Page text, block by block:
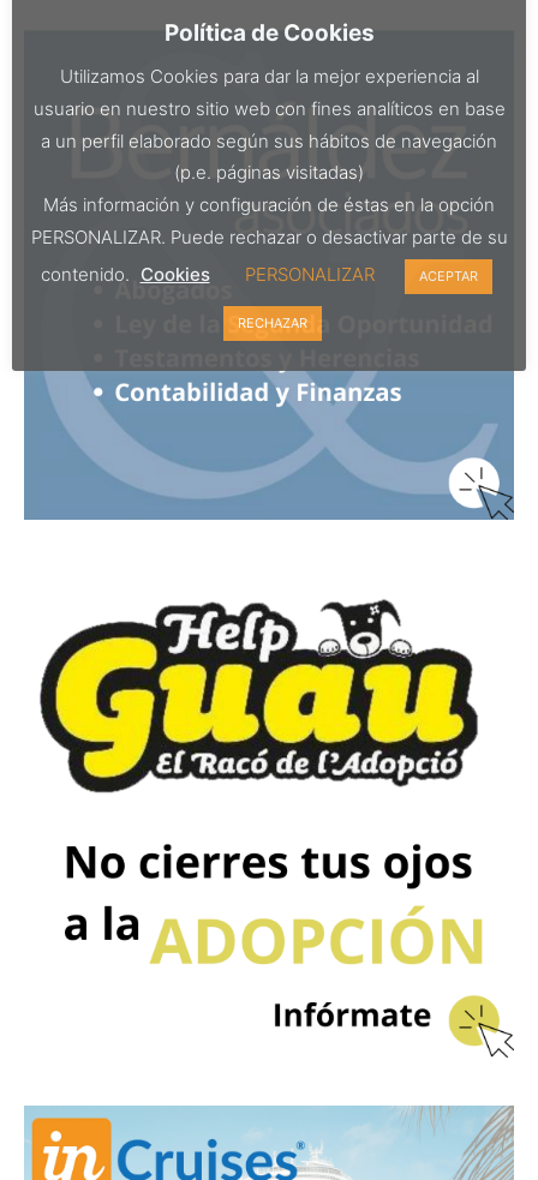
Política de Cookies
Utilizamos Cookies para dar la mejor experiencia al
usuario en nuestro sitio web con fines analíticos en base
a un perfil elaborado según sus hábitos de navegación
(p.e. páginas visitadas)
Más información y configuración de éstas en la opción
PERSONALIZAR. Puede rechazar o desactivar parte de su
contenido. Cookies PERSONALIZAR ACEPTAR
RECHAZAR